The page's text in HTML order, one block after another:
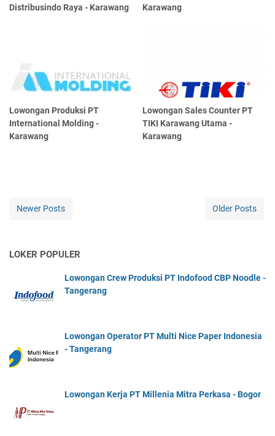
Distribusindo Raya - Karawang
Karawang
Lowongan Produksi PT
Intеrnаtіоnаl Molding -
Karawang
Lowongan Sales Counter PT
TIKI Karawang Utama -
Karawang
Newer Posts Older Posts
LOKER POPULER
Lowongan Crew Produksi PT Indofood CBP Noodle -
Tangerang
Lowongan Operator PT Multi Nice Paper Indonesia
- Tangerang
Lowongan Kerja PT Millenia Mitra Perkasa - Bogor